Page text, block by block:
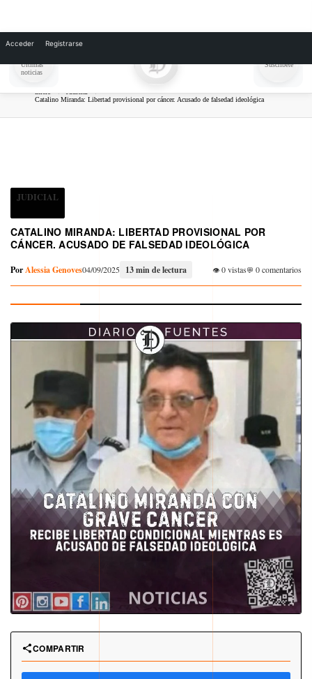
Inicio
Judicial
Catalino Miranda: Libertad provisional por cáncer. Acusado de falsedad ideológica
JUDICIAL
CATALINO MIRANDA: LIBERTAD PROVISIONAL POR
CÁNCER. ACUSADO DE FALSEDAD IDEOLÓGICA
PorAlessia Genoves04/09/2025 13 min de lectura 0 vistas 0 comentarios
COMPARTIR
Acceder Registrarse